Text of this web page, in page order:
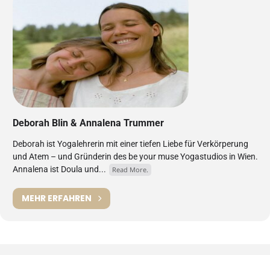
Deborah Blin & Annalena Trummer
Deborah ist Yogalehrerin mit einer tiefen Liebe für Verkörperung
und Atem – und Gründerin des be your muse Yogastudios in Wien.
Annalena ist Doula und...
Read More.
MEHR ERFAHREN